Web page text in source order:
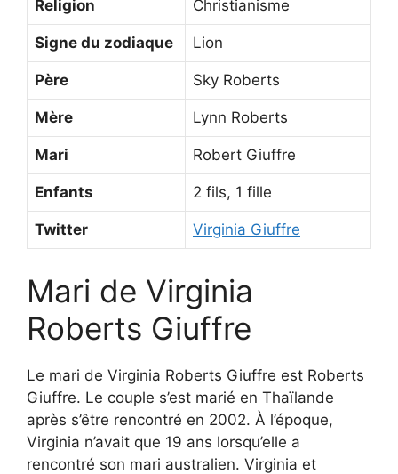
Religion Christianisme
Signe du zodiaque Lion
Père Sky Roberts
Mère Lynn Roberts
Mari Robert Giuffre
Enfants 2 fils, 1 fille
Twitter Virginia Giuffre
Mari de Virginia
Roberts Giuffre
Le mari de Virginia Roberts Giuffre est Roberts
Giuffre. Le couple s’est marié en Thaïlande
après s’être rencontré en 2002. À l’époque,
Virginia n’avait que 19 ans lorsqu’elle a
rencontré son mari australien. Virginia et